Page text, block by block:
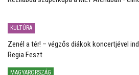
KULTÚRA
Zenél a tér! – végzős diákok koncertjével
Regia Feszt
MAGYARORSZÁG